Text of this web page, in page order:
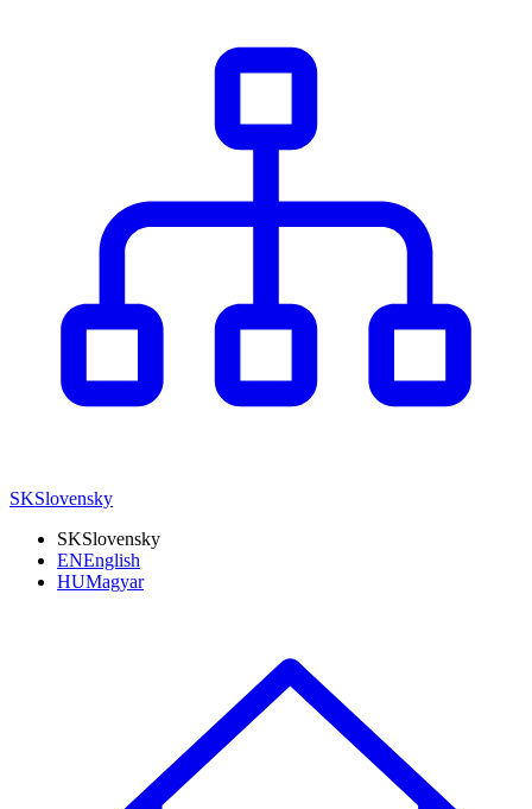
SKSlovensky
SKSlovensky
ENEnglish
HUMagyar